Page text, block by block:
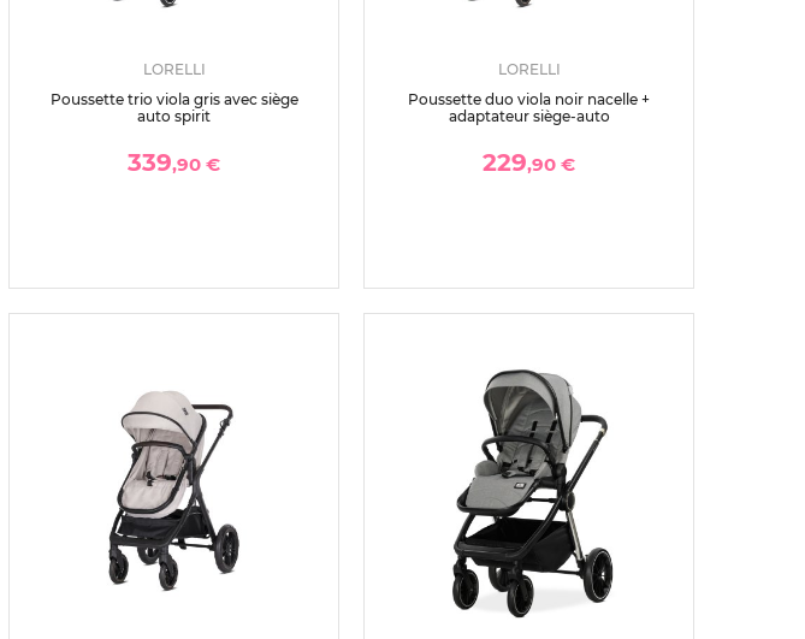
LORELLI
Poussette trio viola gris avec siège
auto spirit
339,90 €
LORELLI
Poussette duo viola noir nacelle +
adaptateur siège-auto
229,90 €